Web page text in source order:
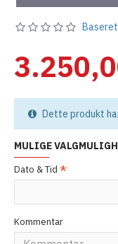
MULIGE
Dato & Tid
Kommentar
Dette produkt